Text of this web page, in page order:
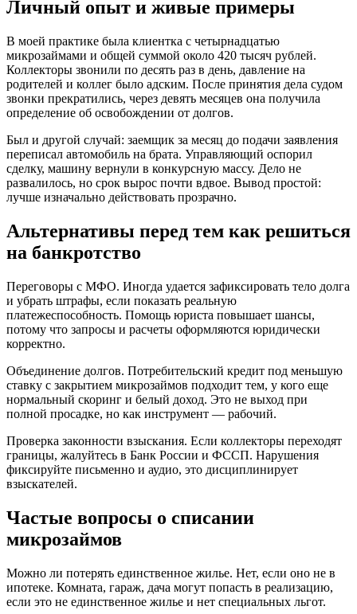
Личный опыт и живые примеры
В моей практике была клиентка с четырнадцатью
микрозаймами и общей суммой около 420 тысяч рублей.
Коллекторы звонили по десять раз в день, давление на
родителей и коллег было адским. После принятия дела судом
звонки прекратились, через девять месяцев она получила
определение об освобождении от долгов.
Был и другой случай: заемщик за месяц до подачи заявления
переписал автомобиль на брата. Управляющий оспорил
сделку, машину вернули в конкурсную массу. Дело не
развалилось, но срок вырос почти вдвое. Вывод простой:
лучше изначально действовать прозрачно.
Альтернативы перед тем как решиться
на банкротство
Переговоры с МФО. Иногда удается зафиксировать тело долга
и убрать штрафы, если показать реальную
платежеспособность. Помощь юриста повышает шансы,
потому что запросы и расчеты оформляются юридически
корректно.
Объединение долгов. Потребительский кредит под меньшую
ставку с закрытием микрозаймов подходит тем, у кого еще
нормальный скоринг и белый доход. Это не выход при
полной просадке, но как инструмент — рабочий.
Проверка законности взыскания. Если коллекторы переходят
границы, жалуйтесь в Банк России и ФССП. Нарушения
фиксируйте письменно и аудио, это дисциплинирует
взыскателей.
Частые вопросы о списании
микрозаймов
Можно ли потерять единственное жилье. Нет, если оно не в
ипотеке. Комната, гараж, дача могут попасть в реализацию,
если это не единственное жилье и нет специальных льгот.